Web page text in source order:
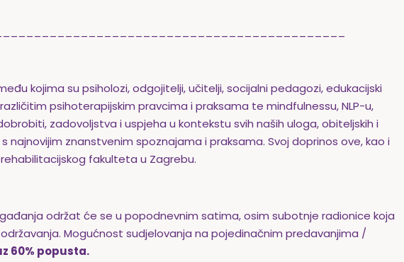
kojima su psiholozi, odgojitelji, učitelji, socijalni pedagozi, edukacijski
psihoterapijskim pravcima i praksama te mindfulnessu, NLP-u,
zadovoljstva i uspjeha u kontekstu svih naših uloga, obiteljskih i
znanstvenim spoznajama i praksama. Svoj doprinos ove, kao i
fakulteta u Zagrebu.
održat će se u popodnevnim satima, osim subotnje radionice koja
Mogućnost sudjelovanja na pojedinačnim predavanjima /
60% popusta.